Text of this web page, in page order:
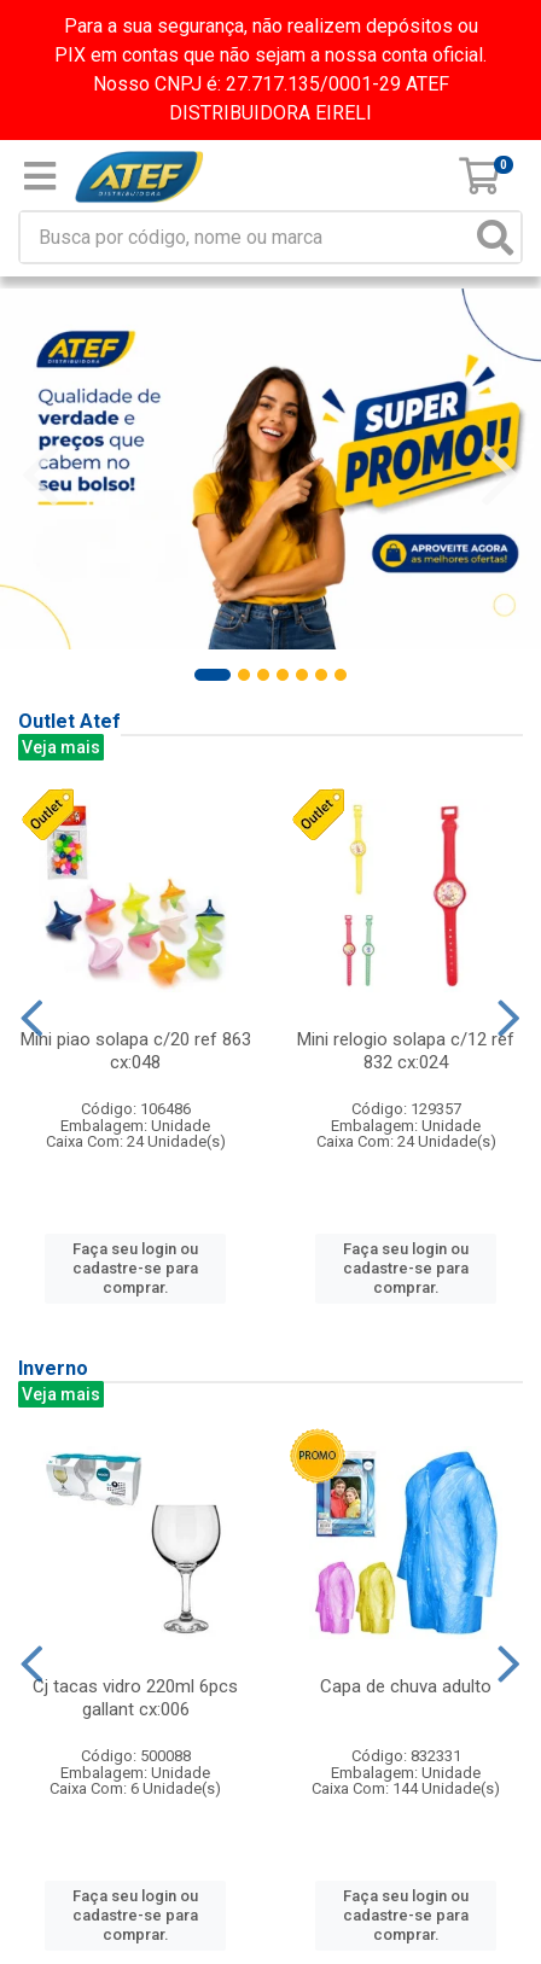
Para a sua segurança, não realizem depósitos ou
PIX em contas que não sejam a nossa conta oficial.
Nosso CNPJ é: 27.717.135/0001-29 ATEF
DISTRIBUIDORA EIRELI
0
Outlet Atef
Veja mais
Mini piao solapa c/20 ref 863
cx:048
Código: 106486
Embalagem: Unidade
Caixa Com: 24 Unidade(s)
Faça seu login ou
cadastre-se para
comprar.
Mini relogio solapa c/12 ref
832 cx:024
Código: 129357
Embalagem: Unidade
Caixa Com: 24 Unidade(s)
Faça seu login ou
cadastre-se para
comprar.
Inverno
Veja mais
Cj tacas vidro 220ml 6pcs
gallant cx:006
Código: 500088
Embalagem: Unidade
Caixa Com: 6 Unidade(s)
Faça seu login ou
cadastre-se para
comprar.
Capa de chuva adulto
Código: 832331
Embalagem: Unidade
Caixa Com: 144 Unidade(s)
Faça seu login ou
cadastre-se para
comprar.